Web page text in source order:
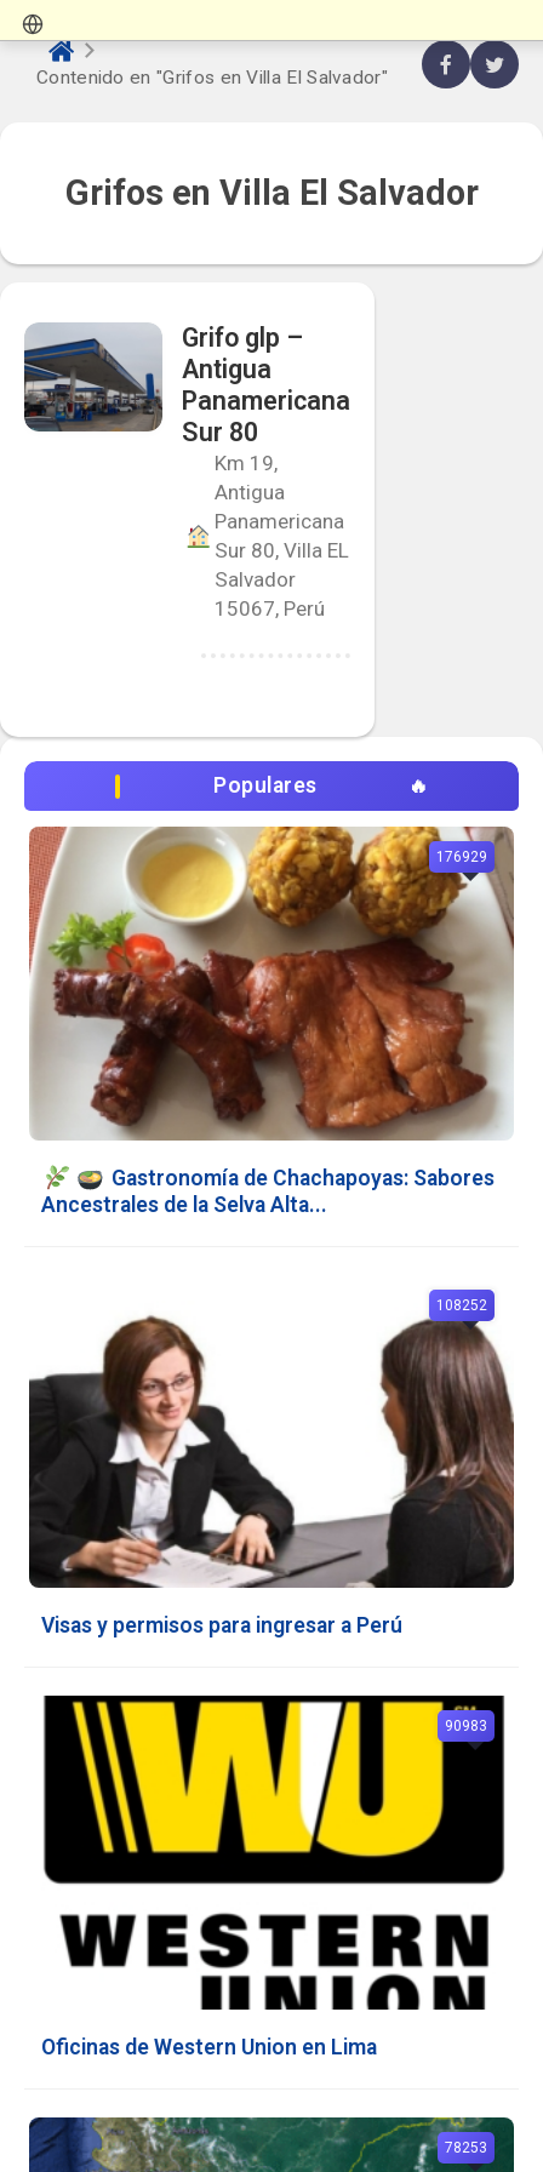
Contenido en "Grifos en Villa El Salvador"
Grifos en Villa El Salvador
Grifo glp –
Antigua
Panamericana
Sur 80
Km 19,
Antigua
Panamericana
Sur 80, Villa EL
Salvador
15067, Perú
Populares
Gastronomía de Chachapoyas: Sabores
Ancestrales de la Selva Alta...
176929
Visas y permisos para ingresar a Perú
108252
Oficinas de Western Union en Lima
90983
78253